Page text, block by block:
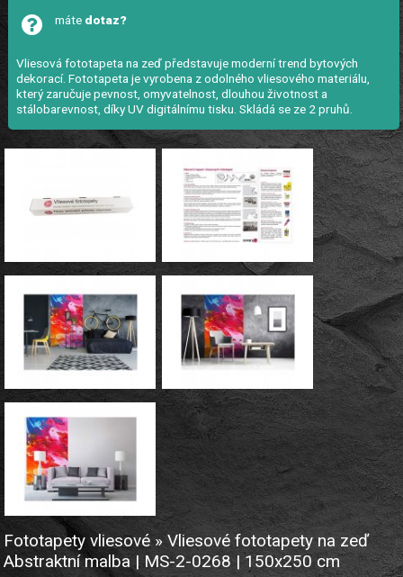
máte dotaz?
Vliesová fototapeta na zeď představuje moderní trend bytových
dekorací. Fototapeta je vyrobena z odolného vliesového materiálu,
který zaručuje pevnost, omyvatelnost, dlouhou životnost a
stálobarevnost, díky UV digitálnímu tisku. Skládá se ze 2 pruhů.
Fototapety vliesové » Vliesové fototapety na zeď
Abstraktní malba | MS-2-0268 | 150x250 cm